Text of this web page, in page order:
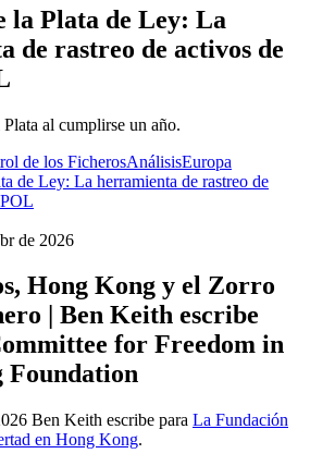
la Plata de Ley: La
de rastreo de activos de
al cumplirse un año.
de los FicherosAnálisisEuropa
de Ley: La herramienta de rastreo de
de 2026
Hong Kong y el Zorro
| Ben Keith escribe
for Freedom in
Foundation
Ben Keith escribe para La Fundación
en Hong Kong.